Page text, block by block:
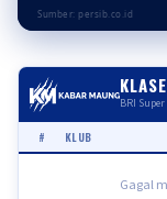
Sumber: persib.co.id
BRI
# KLUB
Gagal